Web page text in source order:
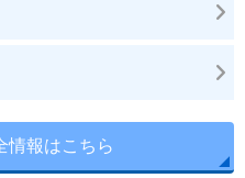
情報はこちら